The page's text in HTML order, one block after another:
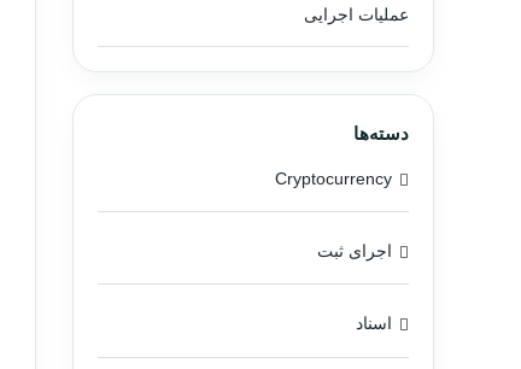
عملیات اجرایی
دسته‌ها
Cryptocurrency
اجرای ثبت
اسناد